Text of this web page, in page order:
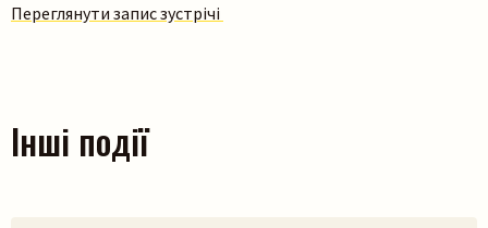
Переглянути запис зустрічі
Інші події